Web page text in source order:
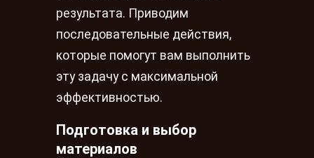
результата. Приводим
последовательные действия,
которые помогут вам выполнить
эту задачу с максимальной
эффективностью.
Подготовка и выбор
материалов